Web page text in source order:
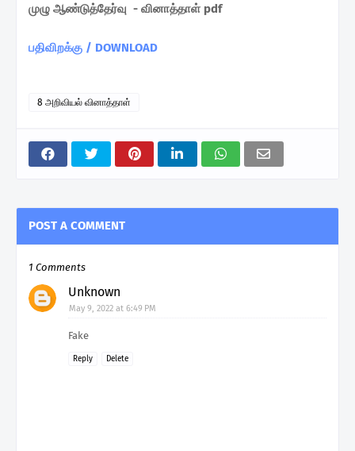
முழு ஆண்டுத்தேர்வு - வினாத்தாள் pdf
பதிவிறக்கு / DOWNLOAD
8 அறிவியல் வினாத்தாள்
POST A COMMENT
1 Comments
Unknown
May 9, 2022 at 6:49 PM
Fake
Reply Delete